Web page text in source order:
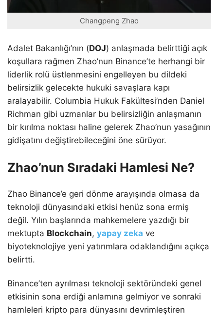
Changpeng Zhao
Adalet Bakanlığı’nın (DOJ) anlaşmada belirttiği açık
koşullara rağmen Zhao’nun Binance’te herhangi bir
liderlik rolü üstlenmesini engelleyen bu dildeki
belirsizlik gelecekte hukuki savaşlara kapı
aralayabilir. Columbia Hukuk Fakültesi’nden Daniel
Richman gibi uzmanlar bu belirsizliğin anlaşmanın
bir kırılma noktası haline gelerek Zhao’nun yasağının
gidişatını değiştirebileceğini öne sürüyor.
Zhao’nun Sıradaki Hamlesi Ne?
Zhao Binance’e geri dönme arayışında olmasa da
teknoloji dünyasındaki etkisi henüz sona ermiş
değil. Yılın başlarında mahkemelere yazdığı bir
mektupta Blockchain, yapay zeka ve
biyoteknolojiye yeni yatırımlara odaklandığını açıkça
belirtti.
Binance’ten ayrılması teknoloji sektöründeki genel
etkisinin sona erdiği anlamına gelmiyor ve sonraki
hamleleri kripto para dünyasını devrimleştiren